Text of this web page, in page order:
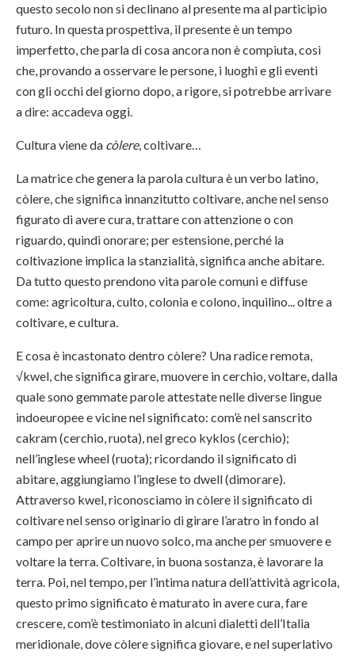
questo secolo non si declinano al presente ma al participio
futuro. In questa prospettiva, il presente è un tempo
imperfetto, che parla di cosa ancora non è compiuta, così
che, provando a osservare le persone, i luoghi e gli eventi
con gli occhi del giorno dopo, a rigore, si potrebbe arrivare
a dire: accadeva oggi.
Cultura viene da còlere, coltivare…
La matrice che genera la parola cultura è un verbo latino,
còlere, che significa innanzitutto coltivare, anche nel senso
figurato di avere cura, trattare con attenzione o con
riguardo, quindi onorare; per estensione, perché la
coltivazione implica la stanzialità, significa anche abitare.
Da tutto questo prendono vita parole comuni e diffuse
come: agricoltura, culto, colonia e colono, inquilino... oltre a
coltivare, e cultura.
E cosa è incastonato dentro còlere? Una radice remota,
√kwel, che significa girare, muovere in cerchio, voltare, dalla
quale sono gemmate parole attestate nelle diverse lingue
indoeuropee e vicine nel significato: com’è nel sanscrito
cakram (cerchio, ruota), nel greco kyklos (cerchio);
nell’inglese wheel (ruota); ricordando il significato di
abitare, aggiungiamo l’inglese to dwell (dimorare).
Attraverso kwel, riconosciamo in còlere il significato di
coltivare nel senso originario di girare l’aratro in fondo al
campo per aprire un nuovo solco, ma anche per smuovere e
voltare la terra. Coltivare, in buona sostanza, è lavorare la
terra. Poi, nel tempo, per l’intima natura dell’attività agricola,
questo primo significato è maturato in avere cura, fare
crescere, com’è testimoniato in alcuni dialetti dell’Italia
meridionale, dove còlere significa giovare, e nel superlativo